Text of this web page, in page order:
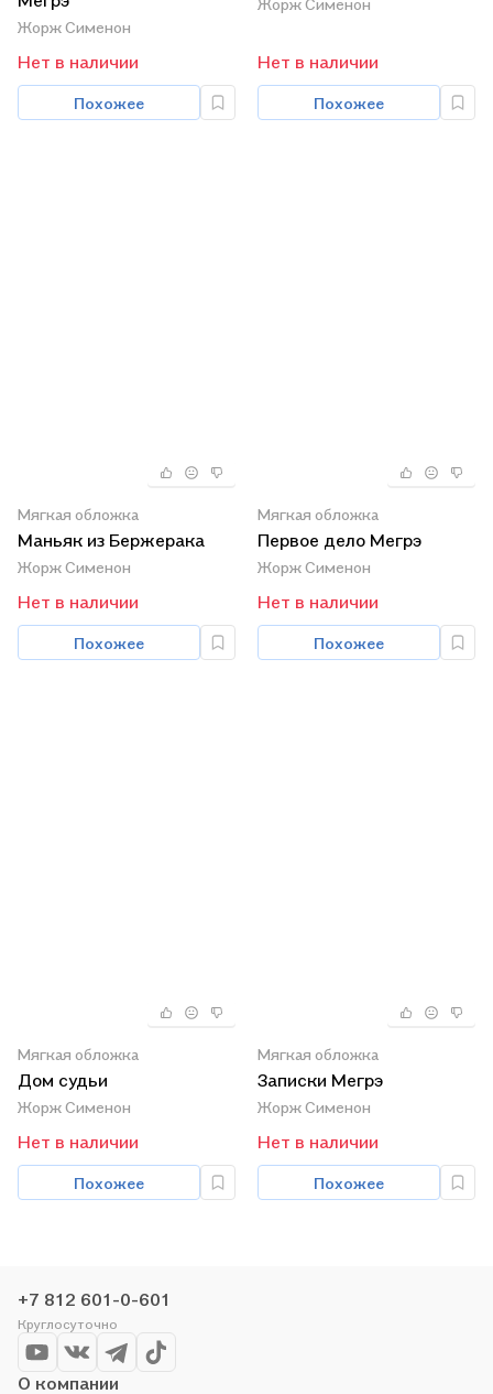
Жорж Сименон
Нет в наличии
Похожее
Жорж Сименон
Нет в наличии
Похожее
Мягкая обложка
Маньяк из Бержерака
Жорж Сименон
Нет в наличии
Похожее
Мягкая обложка
Первое дело Мегрэ
Жорж Сименон
Нет в наличии
Похожее
Мягкая обложка
Дом судьи
Жорж Сименон
Нет в наличии
Похожее
Мягкая обложка
Записки Мегрэ
Жорж Сименон
Нет в наличии
Похожее
+7 812 601-0-601
Круглосуточно
О компании